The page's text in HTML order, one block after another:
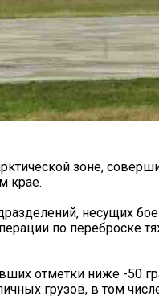
зоне,
крае.
несущих
по переброске
отметки ниже -50
грузов, в том